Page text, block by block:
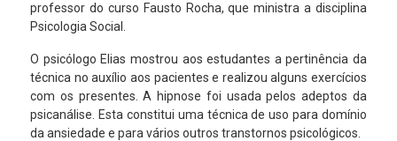
professor do curso Fausto Rocha, que ministra a disciplina
Psicologia Social.
O psicólogo Elias mostrou aos estudantes a pertinência da
técnica no auxílio aos pacientes e realizou alguns exercícios
com os presentes. A hipnose foi usada pelos adeptos da
psicanálise. Esta constitui uma técnica de uso para domínio
da ansiedade e para vários outros transtornos psicológicos.